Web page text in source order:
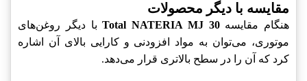
مقایسه با دیگر محصولات
هنگام مقایسهTotal NATERIA MJ 30با دیگر روغن‌های
موتوری، می‌توان به مواد افزودنی و کارایی بالای آن اشاره
کرد که آن را در سطح بالاتری قرار می‌دهد.